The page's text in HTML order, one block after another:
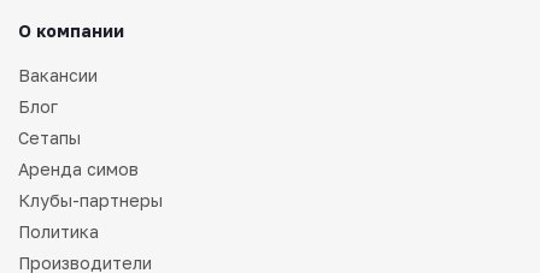
О компании
Вакансии
Блог
Сетапы
Аренда симов
Клубы-партнеры
Политика
Производители